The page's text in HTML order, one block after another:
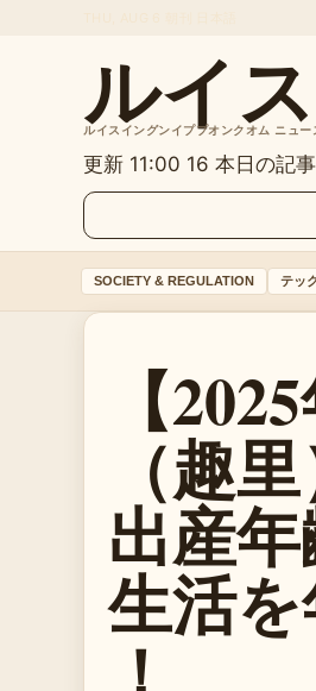
ルイ
ルイスイングンイププオンクオム ニュー
更新 11:00 16 本日の記事
SOCIETY & REGULATION テッ
【
（趣
出産
生活
！